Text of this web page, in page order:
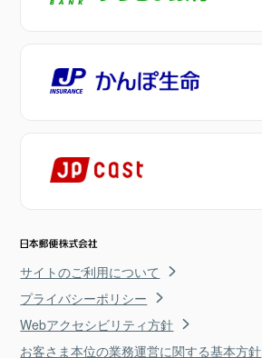
サイトのご利用について
プライバシーポリシー
Webアクセシビリティ方針
お客さま本位の業務運営に関する基本方針